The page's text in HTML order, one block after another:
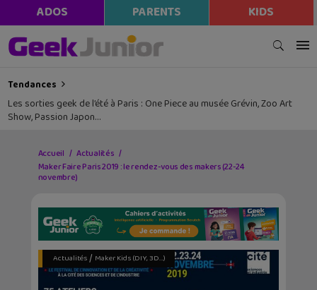
ADOS PARENTS KIDS
Tendances
Les sorties geek de l’été à Paris : One Piece au musée Grévin, Zoo Art
Show, Passion Japon…
Accueil
Actualités
Maker Faire Paris 2019 : le rendez-vous des makers (22-24
novembre)
Actualités/ Maker Kids (DIY, 3D...)